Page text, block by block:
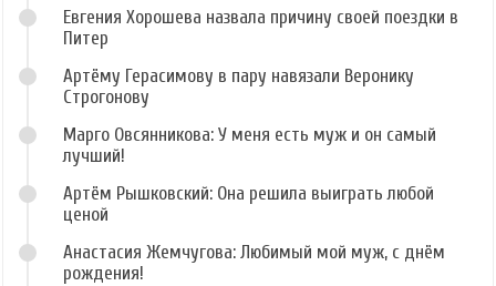
Евгения Хорошева назвала причину своей поездки в
Питер
Артёму Герасимову в пару навязали Веронику
Строгонову
Марго Овсянникова: У меня есть муж и он самый
лучший!
Артём Рышковский: Она решила выиграть любой
ценой
Анастасия Жемчугова: Любимый мой муж, с днём
рождения!